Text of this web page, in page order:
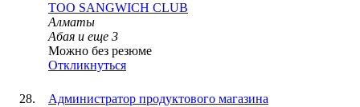
ТОО SANGWICH CLUB
Алматы
Абая и еще 3
Можно без резюме
Откликнуться
Администратор продуктового магазина